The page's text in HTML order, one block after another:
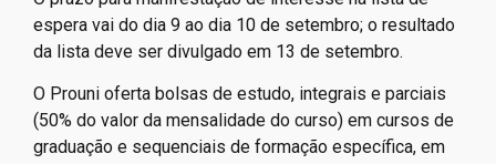
espera vai do dia 9 ao dia 10 de setembro; o resultado
da lista deve ser divulgado em 13 de setembro.
O Prouni oferta bolsas de estudo, integrais e parciais
(50% do valor da mensalidade do curso) em cursos de
graduação e sequenciais de formação específica, em